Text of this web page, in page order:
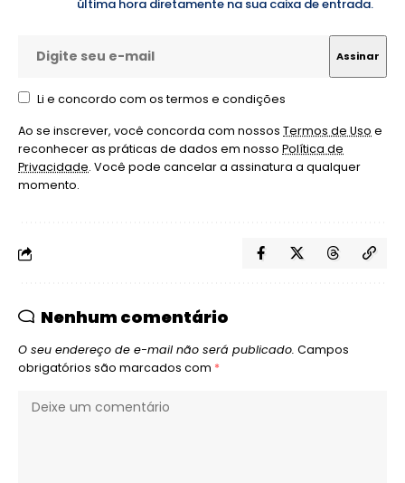
última hora diretamente na sua caixa de entrada.
Li e concordo com os termos e condições
Ao se inscrever, você concorda com nossos Termos de Uso e
reconhecer as práticas de dados em nosso Política de
Privacidade. Você pode cancelar a assinatura a qualquer
momento.
Nenhum comentário
O seu endereço de e-mail não será publicado. Campos
obrigatórios são marcados com *